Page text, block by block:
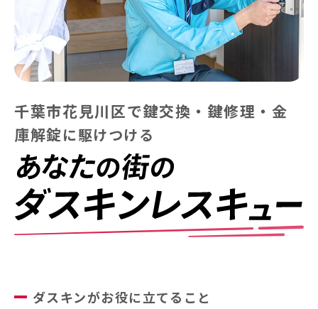
千葉市花見川区で鍵交換・鍵修理・金
庫解錠に駆けつける
ダスキンがお役に立てること